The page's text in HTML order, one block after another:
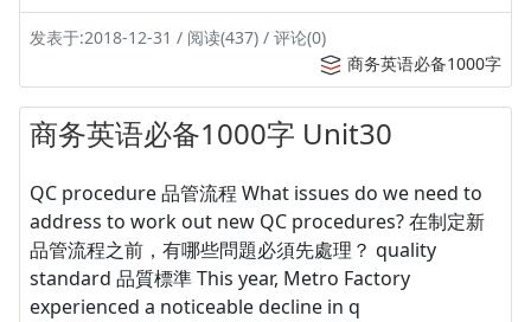
发表于:2018-12-31 / 阅读(437) / 评论(0)
商务英语必备1000字
商务英语必备1000字 Unit30
QC procedure 品管流程 What issues do we need to
address to work out new QC procedures? 在制定新
品管流程之前，有哪些問題必須先處理？ quality
standard 品質標準 This year, Metro Factory
experienced a noticeable decline in q